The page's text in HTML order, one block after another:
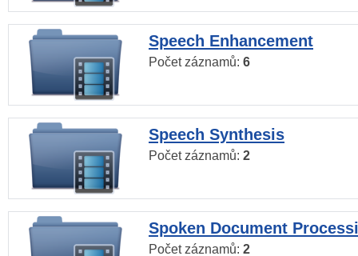
Speech Enhancement
Počet záznamů: 6
Speech Synthesis
Počet záznamů: 2
Spoken Document
Počet záznamů: 2